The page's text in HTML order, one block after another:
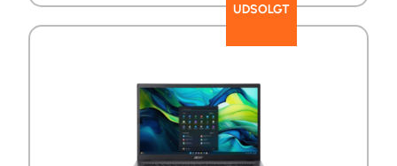
UDSOLGT